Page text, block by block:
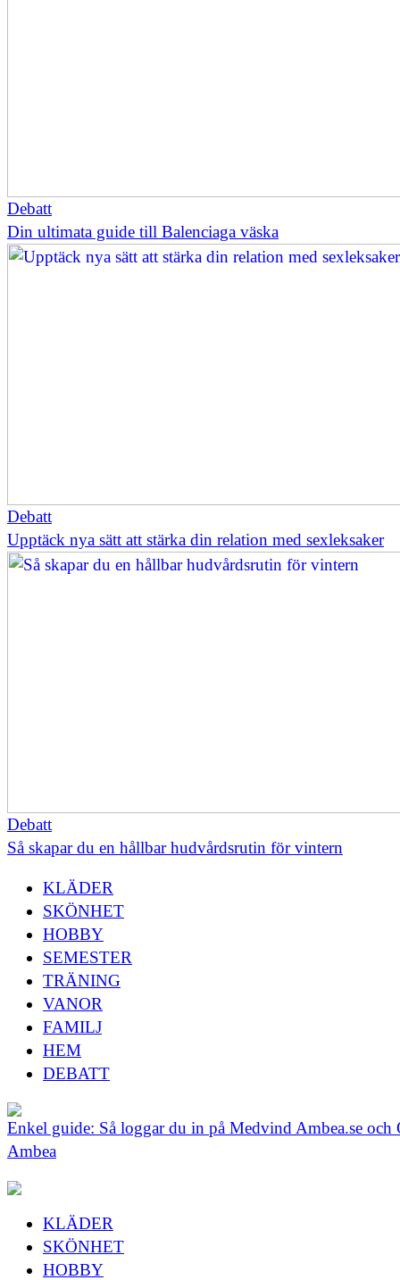
Debatt
Din ultimata guide till Balenciaga väska
Debatt
Upptäck nya sätt att stärka din relation med sexleksaker
Debatt
Så skapar du en hållbar hudvårdsrutin för vintern
KLÄDER
SKÖNHET
HOBBY
SEMESTER
TRÄNING
VANOR
FAMILJ
HEM
DEBATT
Enkel guide: Så loggar du in på Medvind Ambea.se och
Ambea
KLÄDER
SKÖNHET
HOBBY